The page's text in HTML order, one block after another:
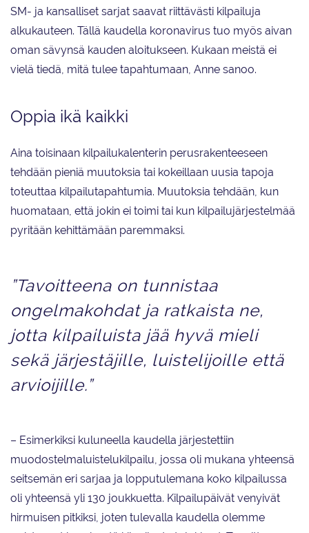
SM- ja kansalliset sarjat saavat riittävästi kilpailuja
alkukauteen. Tällä kaudella koronavirus tuo myös aivan
oman sävynsä kauden aloitukseen. Kukaan meistä ei
vielä tiedä, mitä tulee tapahtumaan, Anne sanoo.
Oppia ikä kaikki
Aina toisinaan kilpailukalenterin perusrakenteeseen
tehdään pieniä muutoksia tai kokeillaan uusia tapoja
toteuttaa kilpailutapahtumia. Muutoksia tehdään, kun
huomataan, että jokin ei toimi tai kun kilpailujärjestelmää
pyritään kehittämään paremmaksi.
”Tavoitteena on tunnistaa
ongelmakohdat ja ratkaista ne,
jotta kilpailuista jää hyvä mieli
sekä järjestäjille, luistelijoille että
arvioijille.”
– Esimerkiksi kuluneella kaudella järjestettiin
muodostelmaluistelukilpailu, jossa oli mukana yhteensä
seitsemän eri sarjaa ja lopputulemana koko kilpailussa
oli yhteensä yli 130 joukkuetta. Kilpailupäivät venyivät
hirmuisen pitkiksi, joten tulevalla kaudella olemme